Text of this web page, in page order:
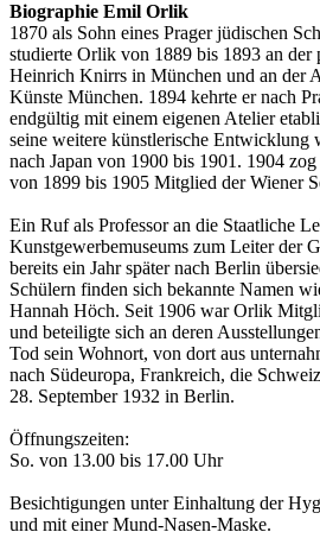
Biographie Emil Orlik
1870 als Sohn eines Prager jüdischen
studierte Orlik von 1889 bis 1893 an der
Heinrich Knirrs in München und an der
Künste München. 1894 kehrte er nach
endgültig mit einem eigenen Atelier
seine weitere künstlerische Entwicklung
nach Japan von 1900 bis 1901. 1904
von 1899 bis 1905 Mitglied der Wiener
Ein Ruf als Professor an die Staatliche
Kunstgewerbemuseums zum Leiter der
bereits ein Jahr später nach Berlin
Schülern finden sich bekannte Namen
Hannah Höch. Seit 1906 war Orlik
und beteiligte sich an deren
Tod sein Wohnort, von dort aus
nach Südeuropa, Frankreich, die
28. September 1932 in Berlin.
Öffnungszeiten:
So. von 13.00 bis 17.00 Uhr
Besichtigungen unter Einhaltung der
und mit einer Mund-Nasen-Maske.